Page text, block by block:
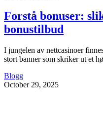
Forstå bonuser:
bonustilbud
I jungelen av nettcasinoer
stort banner som skriker ut et
Blogg
October 29, 2025